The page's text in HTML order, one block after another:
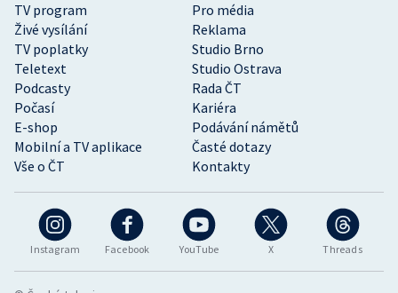
Instagram Facebook YouTube X Threads
TV program
Pro média
Živé vysílání
Reklama
TV poplatky
Studio Brno
Teletext
Studio Ostrava
Podcasty
Rada ČT
Počasí
Kariéra
E-shop
Podávání námětů
Mobilní a TV aplikace
Časté dotazy
Vše o ČT
Kontakty